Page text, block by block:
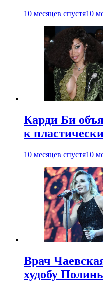
10 месяцев спустя10
Карди Би
к
10 месяцев спустя10
Врач
худобу